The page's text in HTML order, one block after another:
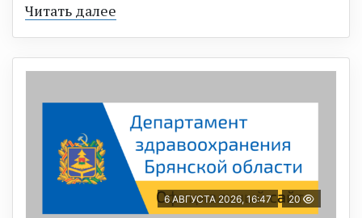
Читать далее
6 АВГУСТА 2026, 16:47 20